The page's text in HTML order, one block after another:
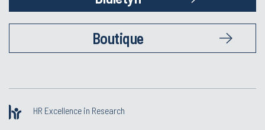
Boutique
HR Excellence in Research